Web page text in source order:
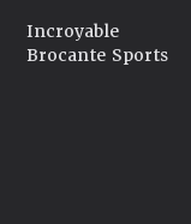
Incroyable
Brocante Sports